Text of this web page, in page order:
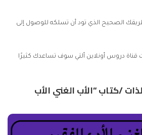
الصحيح الذي تود أن تسلكه للوصول إلى
قناة دروس أونلاين ألتي سوف تساعدك كثيرًا
/كتاب “الأب الغني الأب